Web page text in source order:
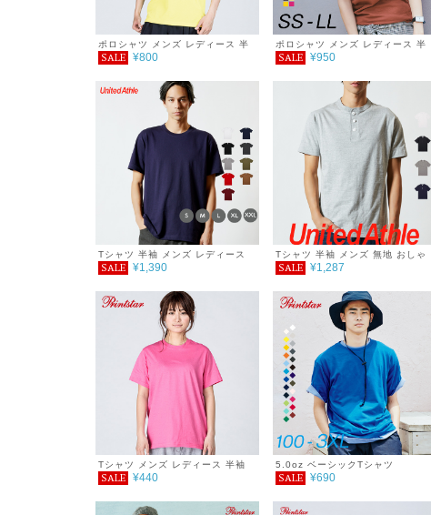
ポロシャツ メンズ レディース 半
袖 4.4オンス ドライポロシャツ
SALE ¥800
ポロシャツ メンズ レディース 半
袖 無地 シンプル おしゃれ 男女兼
服 春 夏 Printstar プリントスター
SALE ¥950
Tシャツ 半袖 メンズ レディース
無地 オーセンティック スーパーヘ
おしゃれ 重ね着 春 夏 秋 7.1oz
SALE ¥1,390
Tシャツ 半袖 メンズ 無地 おしゃ
れ シンプル 5.6オンス ヘンリーネ
SALE ¥1,287
Tシャツ メンズ レディース 半袖
4.0オンス ライトウェイトTシャツ
SALE ¥440
5.0oz ベーシックTシャツ
SALE ¥690